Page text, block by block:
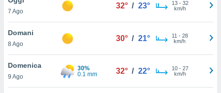
è
al sito
di
ci
di
7 Ago
32° / 23° 13- 32
km/h
Domani
8 Ago
30° / 21° 11 - 28
km/h
Domenica
9 Ago
30%
0.1 mm
32° / 22° 10- 27
km/h